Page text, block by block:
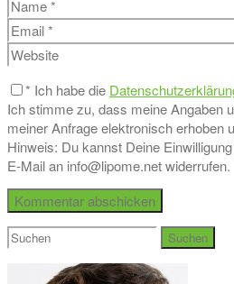
* Ich habe die
Ich stimme zu, dass meine Angaben
meiner Anfrage elektronisch erhoben
Hinweis: Du kannst Deine
E-Mail an info@lipome.net widerrufen.
Suchen